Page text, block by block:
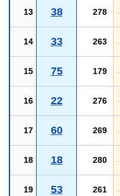
13 38 278
14 33 263
15 75 179
16 22 276
17 60 269
18 18 280
19 53 261